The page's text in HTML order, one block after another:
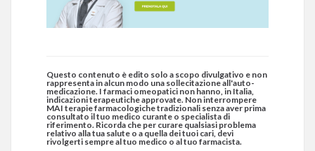
Questo contenuto è edito solo a scopo divulgativo e non
rappresenta in alcun modo una sollecitazione all'auto-
medicazione. I farmaci omeopatici non hanno, in Italia,
indicazioni terapeutiche approvate. Non interrompere
MAI terapie farmacologiche tradizionali senza aver prima
consultato il tuo medico curante o specialista di
riferimento. Ricorda che per curare qualsiasi problema
relativo alla tua salute o a quella dei tuoi cari, devi
rivolgerti sempre al tuo medico o al tuo farmacista.